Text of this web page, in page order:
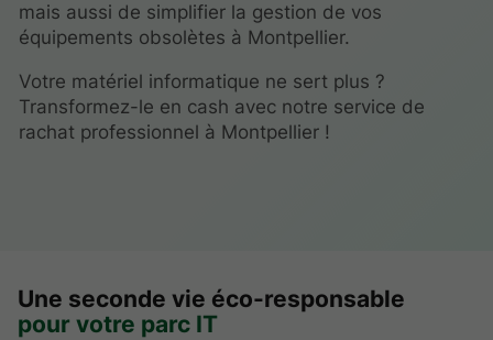
mais aussi de simplifier la gestion de vos
équipements obsolètes à Montpellier.
Votre matériel informatique ne sert plus ?
Transformez-le en cash avec notre service de
rachat professionnel à Montpellier !
Une seconde vie éco-responsable
pour votre parc IT